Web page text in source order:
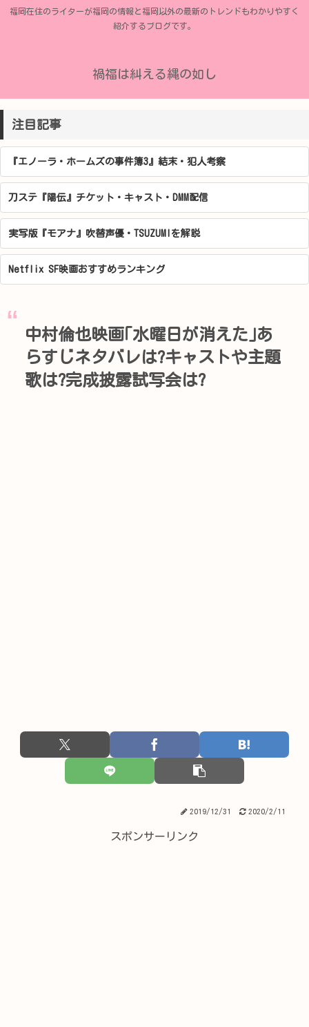
福岡在住のライターが福岡の情報と福岡以外の最新のトレンドもわかりやすく
紹介するブログです。
禍福は糾える縄の如し
注目記事
『エノーラ・ホームズの事件簿3』結末・犯人考察
刀ステ『陽伝』チケット・キャスト・DMM配信
実写版『モアナ』吹替声優・TSUZUMIを解説
Netflix SF映画おすすめランキング
中村倫也映画｢水曜日が消えた｣あ
らすじネタバレは?キャストや主題
歌は?完成披露試写会は?
2019/12/31 2020/2/11
スポンサーリンク